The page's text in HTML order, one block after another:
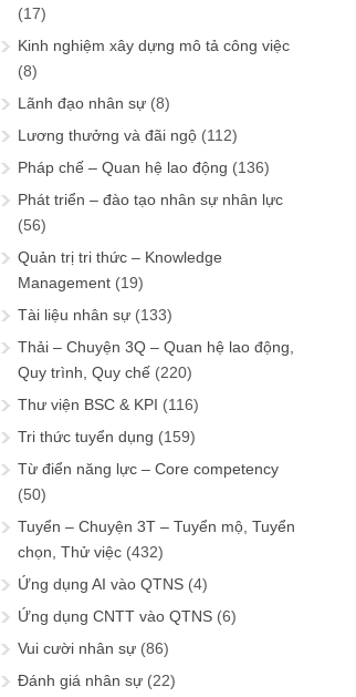
(17)
Kinh nghiệm xây dựng mô tả công việc
(8)
Lãnh đạo nhân sự (8)
Lương thưởng và đãi ngộ (112)
Pháp chế – Quan hệ lao động (136)
Phát triển – đào tạo nhân sự nhân lực
(56)
Quản trị tri thức – Knowledge
Management (19)
Tài liệu nhân sự (133)
Thải – Chuyện 3Q – Quan hệ lao động,
Quy trình, Quy chế (220)
Thư viện BSC & KPI (116)
Tri thức tuyển dụng (159)
Từ điển năng lực – Core competency
(50)
Tuyển – Chuyện 3T – Tuyển mộ, Tuyển
chọn, Thử việc (432)
Ứng dụng AI vào QTNS (4)
Ứng dụng CNTT vào QTNS (6)
Vui cười nhân sự (86)
Đánh giá nhân sự (22)